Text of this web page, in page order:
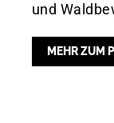
und
MEHR ZUM